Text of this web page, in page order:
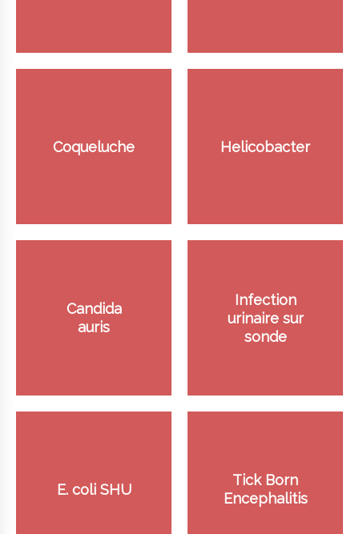
Coqueluche Helicobacter
Candida
auris
Infection
urinaire sur
sonde
E. coli SHU
Tick Born
Encephalitis